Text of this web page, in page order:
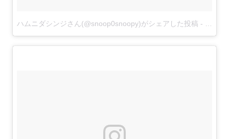
ハムニダシンジさん(@snoop0snoopy)がシェアした投稿 -